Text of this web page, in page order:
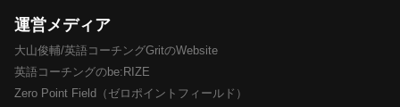
運営メディア
大山俊輔/英語コーチングGritのWebsite
英語コーチングのbe:RIZE
Zero Point Field（ゼロポイントフィールド）